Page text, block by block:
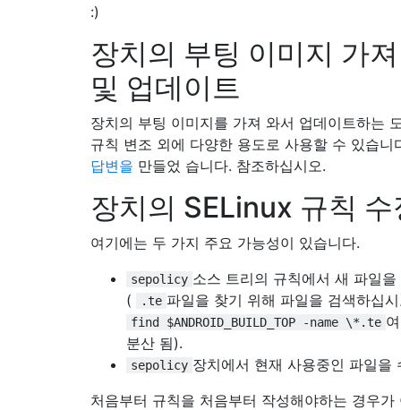
:)
장치의 부팅 이미지 가
및 업데이트
장치의 부팅 이미지를 가져 와서 업데이트하는
규칙 변조 외에 다양한 용도로 사용할 수 있습
답변을 만들었 습니다. 참조하십시오.
장치의 SELinux 규칙 수
여기에는 두 가지 주요 가능성이 있습니다.
sepolicy 소스 트리의 규칙에서 새 파일
(
.te 파일을 찾기 위해 파일을 검색하십
find $ANDROID_BUILD_TOP -name \*.te
분산 됨).
sepolicy 장치에서 현재 사용중인 파일을
처음부터 규칙을 처음부터 작성해야하는 경우가